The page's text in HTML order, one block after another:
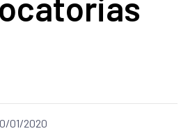
01/2020